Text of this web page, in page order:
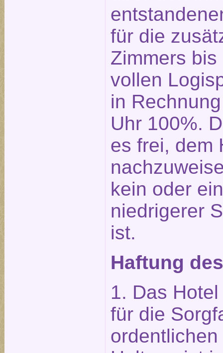
für die
Zimmers
vollen
in
Uhr 100%.
es frei, dem
kein oder
niedrigerer
ist.
Haftung
1. Das
für die